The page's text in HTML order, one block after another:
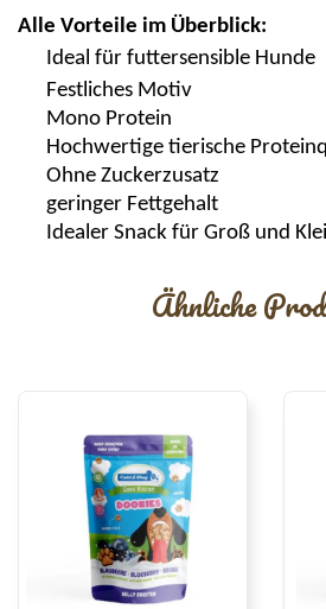
Alle Vorteile im Überblick:
Ideal für futtersensible Hunde
Festliches Motiv
Mono Protein
Hochwertige tierische
Ohne Zuckerzusatz
geringer Fettgehalt
Idealer Snack für Groß und
Ähnliche